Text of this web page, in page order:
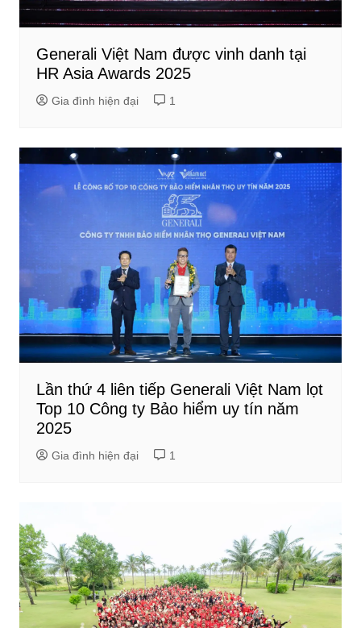
Generali Việt Nam được vinh danh tại
HR Asia Awards 2025
Gia đình hiện đại 1
Lần thứ 4 liên tiếp Generali Việt Nam lọt
Top 10 Công ty Bảo hiểm uy tín năm
2025
Gia đình hiện đại 1